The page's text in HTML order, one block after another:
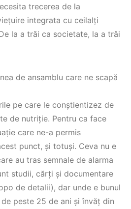
trecerea de la
integrata cu ceilalți
la a trăi ca societate, la a trăi
de ansamblu care ne scapă
pe care le conștientizez de
de nutriție. Pentru ca face
care ne-a permis
punct, și totuși. Ceva nu e
au tras semnale de alarma
studii, cărți și documentare
de detalii), dar unde e bunul
peste 25 de ani și învăț din